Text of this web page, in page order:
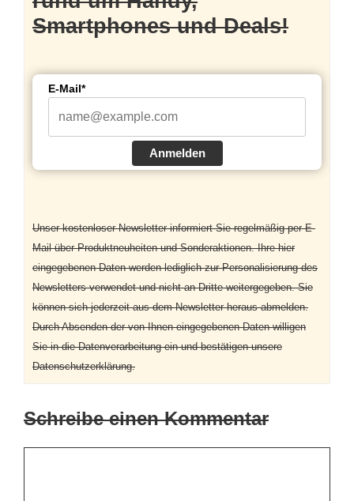
Smartphones und Deals!
E-Mail*
Anmelden
Unser kostenloser Newsletter informiert Sie regelmäßig per E-
Mail über Produktneuheiten und Sonderaktionen. Ihre hier
eingegebenen Daten werden lediglich zur Personalisierung des
Newsletters verwendet und nicht an Dritte weitergegeben. Sie
können sich jederzeit aus dem Newsletter heraus abmelden.
Durch Absenden der von Ihnen eingegebenen Daten willigen
Sie in die Datenverarbeitung ein und bestätigen unsere
Datenschutzerklärung.
Schreibe einen Kommentar